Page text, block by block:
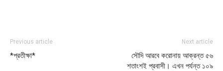
Previous article
*প্রতীক্ষা*
Next article
সৌদি আরবে করোনায় আক্রন্ত ৫৬
শতাংশই প্রবাসী। এখন পর্যন্ত ১০৯